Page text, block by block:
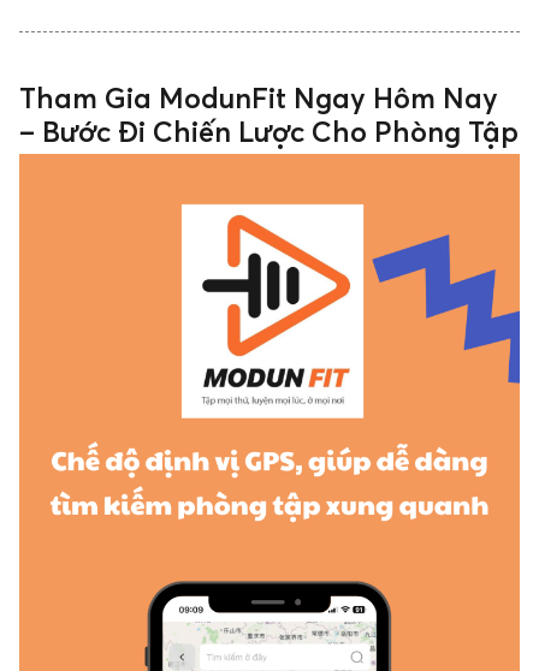
Tham Gia ModunFit Ngay Hôm Nay
– Bước Đi Chiến Lược Cho Phòng Tập